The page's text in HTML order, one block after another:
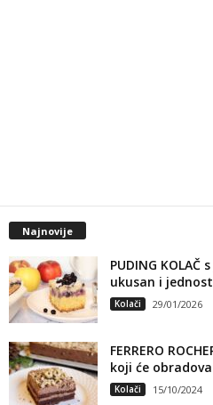
Najnovije
PUDING
ukusan i
Kolači 29/01/2026
FERRERO
koji će
Kolači 15/10/2024